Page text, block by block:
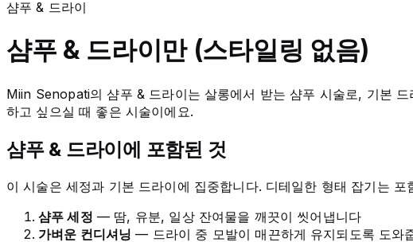
샴푸 & 드라이
샴푸 & 드라이만 (스타일링 없음)
Miin Senopati의 샴푸 & 드라이는 살롱에서 받는 샴푸 시술로, 기본
하고 싶으실 때 좋은 시술이에요.
샴푸 & 드라이에 포함된 것
이 시술은 세정과 기본 드라이에 집중합니다. 디테일한 형태 잡기는 포
샴푸 세정 — 땀, 유분, 일상 잔여물을 깨끗이 씻어냅니다
가벼운 컨디셔닝 — 드라이 중 모발이 매끈하게 유지되도록 도와